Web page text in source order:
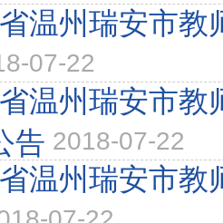
温州瑞安市教
07-22
温州瑞安市教
告 2018-07-22
温州瑞安市教